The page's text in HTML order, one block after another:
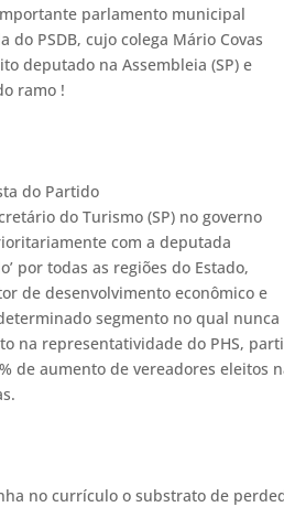
parlamento municipal
PSDB, cujo colega Mário Covas
deputado na Assembleia (SP) e
ramo !
do Partido
do Turismo (SP) no governo
com a deputada
por todas as regiões do Estado,
de desenvolvimento econômico e
segmento no qual nunca
na representatividade do PHS,
de aumento de vereadores eleitos
no currículo o substrato de